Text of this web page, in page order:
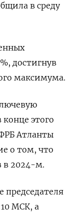
в среду
достигнув
максимума.
этого
ФРБ Атланты
о том, что
в 2024-м.
МСК, а